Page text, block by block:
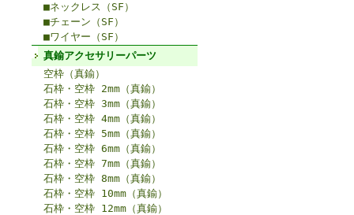
■ネックレス（SF）
■チェーン（SF）
■ワイヤー（SF）
真鍮アクセサリーパーツ
空枠（真鍮）
石枠・空枠 2mm（真鍮）
石枠・空枠 3mm（真鍮）
石枠・空枠 4mm（真鍮）
石枠・空枠 5mm（真鍮）
石枠・空枠 6mm（真鍮）
石枠・空枠 7mm（真鍮）
石枠・空枠 8mm（真鍮）
石枠・空枠 10mm（真鍮）
石枠・空枠 12mm（真鍮）